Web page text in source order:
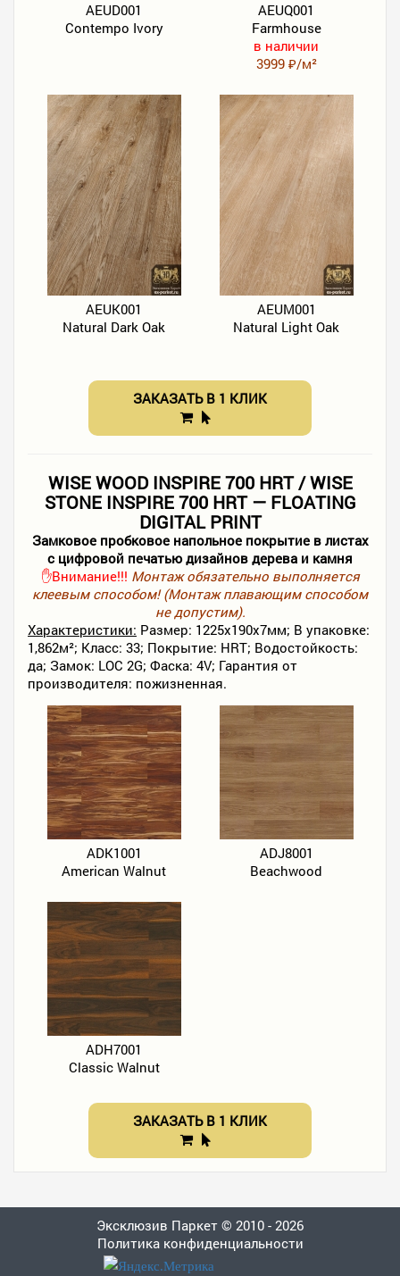
AEUD001
Contempo Ivory
AEUQ001
Farmhouse
в наличии
3999 ₽/м²
AEUK001
Natural Dark Oak
AEUM001
Natural Light Oak
ЗАКАЗАТЬ В 1 КЛИК
WISE WOOD INSPIRE 700 HRT / WISE
STONE INSPIRE 700 HRT — FLOATING
DIGITAL PRINT
Замковое пробковое напольное покрытие в листах
с цифровой печатью дизайнов дерева и камня
✋Внимание!!! Монтаж обязательно выполняется
клеевым способом! (Монтаж плавающим способом
не допустим).
Характеристики: Размер: 1225х190х7мм; В упаковке:
1,862м²; Класс: 33; Покрытие: HRT; Водостойкость:
да; Замок: LOC 2G; Фаска: 4V; Гарантия от
производителя: пожизненная.
ADK1001
American Walnut
ADJ8001
Beachwood
ADH7001
Classic Walnut
ЗАКАЗАТЬ В 1 КЛИК
Эксклюзив Паркет © 2010 - 2026
Политика конфиденциальности